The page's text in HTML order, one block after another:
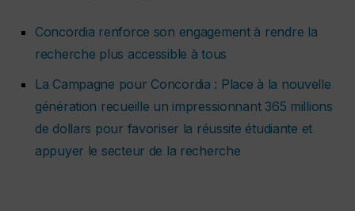
Concordia renforce son engagement à rendre la
recherche plus accessible à tous
La Campagne pour Concordia : Place à la nouvelle
génération recueille un impressionnant 365 millions
de dollars pour favoriser la réussite étudiante et
appuyer le secteur de la recherche